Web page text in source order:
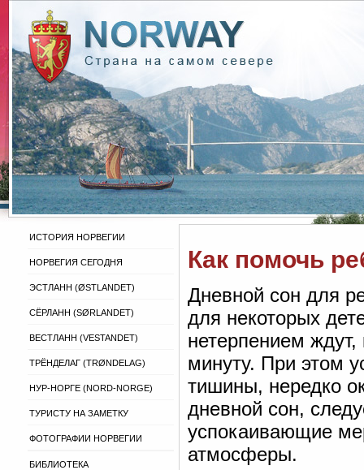
ИСТОРИЯ НОРВЕГИИ
НОРВЕГИЯ СЕГОДНЯ
ЭСТЛАНН (ØSTLANDET)
СЁРЛАНН (SØRLANDET)
ВЕСТЛАНН (VESTANDET)
ТРЁНДЕЛАГ (TRØNDELAG)
НУР-НОРГЕ (NORD-NORGE)
ТУРИСТУ НА ЗАМЕТКУ
ФОТОГРАФИИ НОРВЕГИИ
БИБЛИОТЕКА
Как помочь
Дневной сон для
для некоторых
нетерпением ждут,
минуту. При этом
тишины, нередко
дневной сон,
успокаивающие
атмосферы.